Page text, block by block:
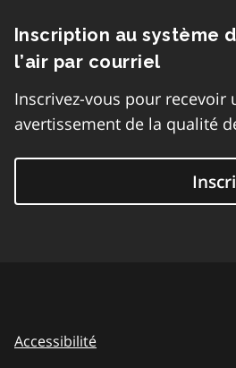
Inscription au système
l’air par courriel
Inscrivez-vous pour recevoir
avertissement de la qualité
Accessibilité